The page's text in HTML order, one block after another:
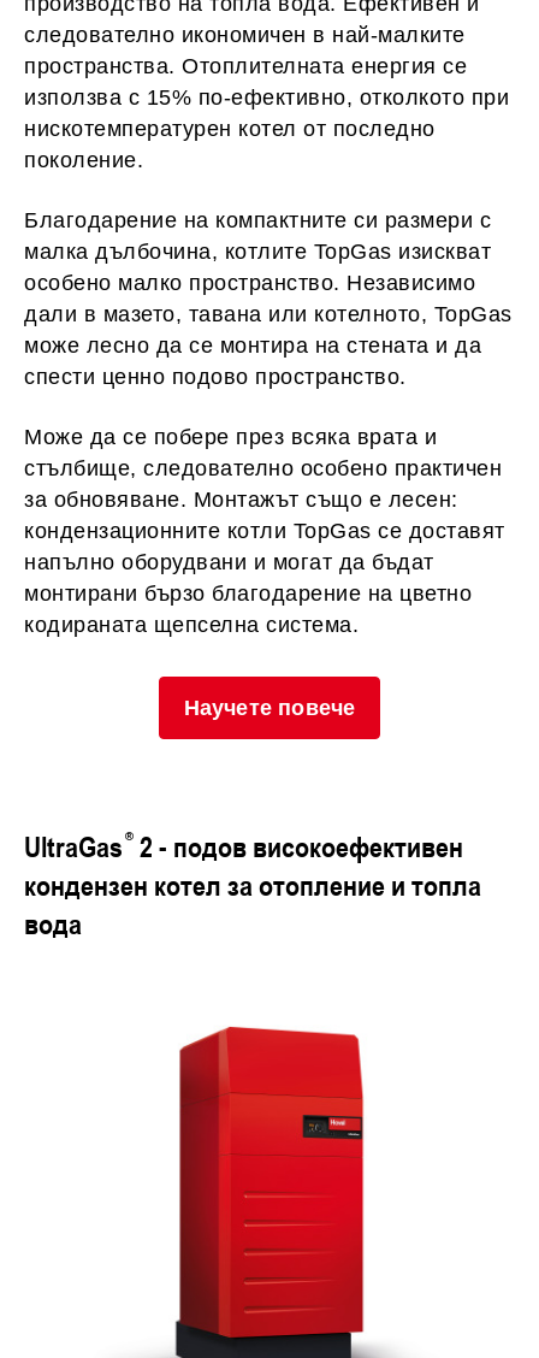
следователно икономичен в най-малките
пространства. Отоплителната енергия се
използва с 15% по-ефективно, отколкото при
нискотемпературен котел от последно
поколение.
Благодарение на компактните си размери с
малка дълбочина, котлите TopGas изискват
особено малко пространство. Независимо
дали в мазето, тавана или котелното, TopGas
може лесно да се монтира на стената и да
спести ценно подово пространство.
Може да се побере през всяка врата и
стълбище, следователно особено практичен
за обновяване. Монтажът също е лесен:
кондензационните котли TopGas се доставят
напълно оборудвани и могат да бъдат
монтирани бързо благодарение на цветно
кодираната щепселна система.
Научете повече
UltraGas 2 - подов високоефективен
кондензен котел за отопление и топла
вода